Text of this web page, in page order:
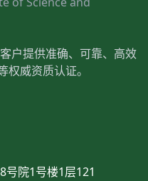
户提供准确、可靠、高效
权威资质认证。
号院1号楼1层121